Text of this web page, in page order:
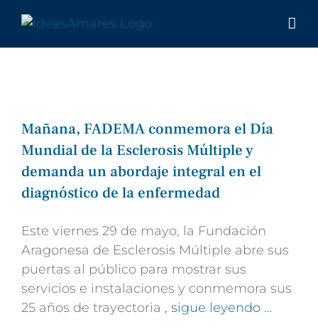
contenido
Mañana, FADEMA conmemora el Día
Mundial de la Esclerosis Múltiple y
demanda un abordaje integral en el
diagnóstico de la enfermedad
Este viernes 29 de mayo, la Fundación
Aragonesa de Esclerosis Múltiple abre sus
puertas al público para mostrar sus
servicios e instalaciones y conmemora sus
25 años de trayectoria , sigue leyendo …